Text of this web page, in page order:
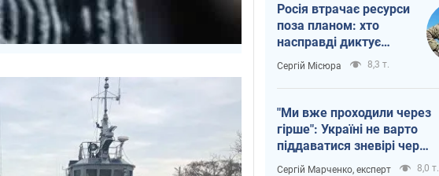
Росія втрачає ресурси
поза планом: хто
насправді диктує
темп війни
Сергій Місюра 8,3 т.
"Ми вже проходили через
гірше": Україні не варто
піддаватися зневірі через
ракетний терор
Сергій Марченко, експерт 8,0 т.